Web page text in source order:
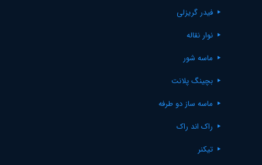
فیدر گریزلی
نوار نقاله
ماسه شور
بچینگ پلانت
ماسه ساز دو طرفه
راک اند راک
تیکنر